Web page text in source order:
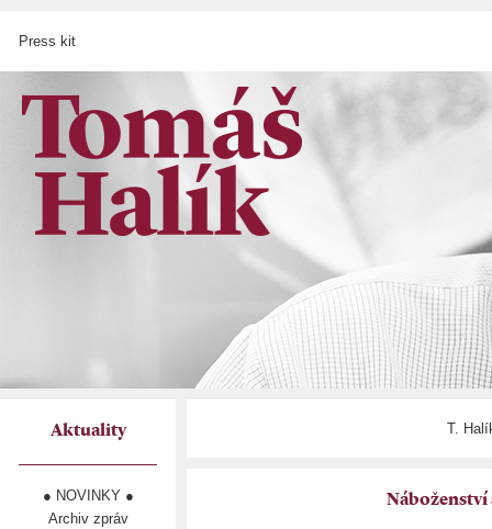
Press kit
Aktuality
● NOVINKY ●
Archiv zpráv
T.
Náboženství